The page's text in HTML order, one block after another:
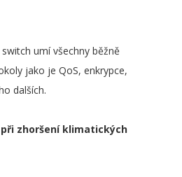
umí všechny běžně
jako je QoS, enkrypce,
dalších.
při zhoršení klimatických